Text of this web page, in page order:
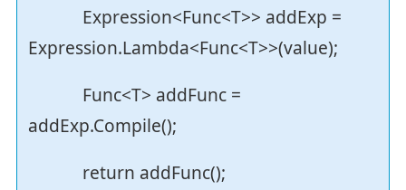
Expression<Func<T>> addExp =
Expression.Lambda<Func<T>>(value);
Func<T> addFunc =
addExp.Compile();
return addFunc();